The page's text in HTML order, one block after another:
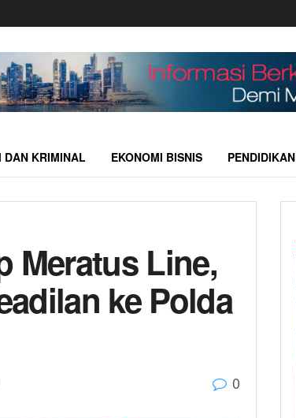
DAN KRIMINAL EKONOMI BISNIS PENDIDIKAN
Meratus Line,
ke Polda
0